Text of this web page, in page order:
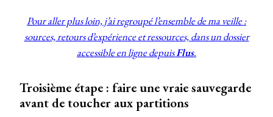
Pour aller plus loin, j’ai regroupé l’ensemble de ma veille :
sources, retours d’expérience et ressources, dans un dossier
accessible en ligne depuisFlus.
Troisième étape : faire une vraie sauvegarde
avant de toucher aux partitions